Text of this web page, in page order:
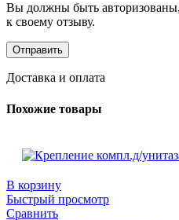
Вы должны быть
к своему отзыву.
Доставка и оплата
Похожие товары
В корзину
Быстрый просмотр
Сравнить